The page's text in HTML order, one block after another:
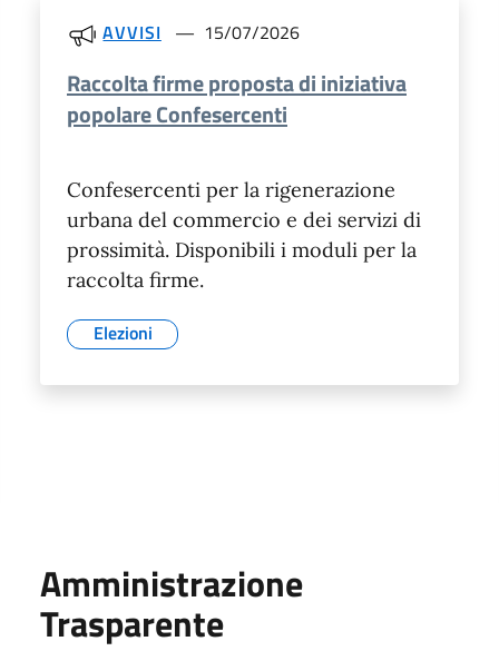
AVVISI 15/07/2026
Raccolta firme proposta di iniziativa
popolare Confesercenti
Confesercenti per la rigenerazione
urbana del commercio e dei servizi di
prossimità. Disponibili i moduli per la
raccolta firme.
Elezioni
Amministrazione
Trasparente